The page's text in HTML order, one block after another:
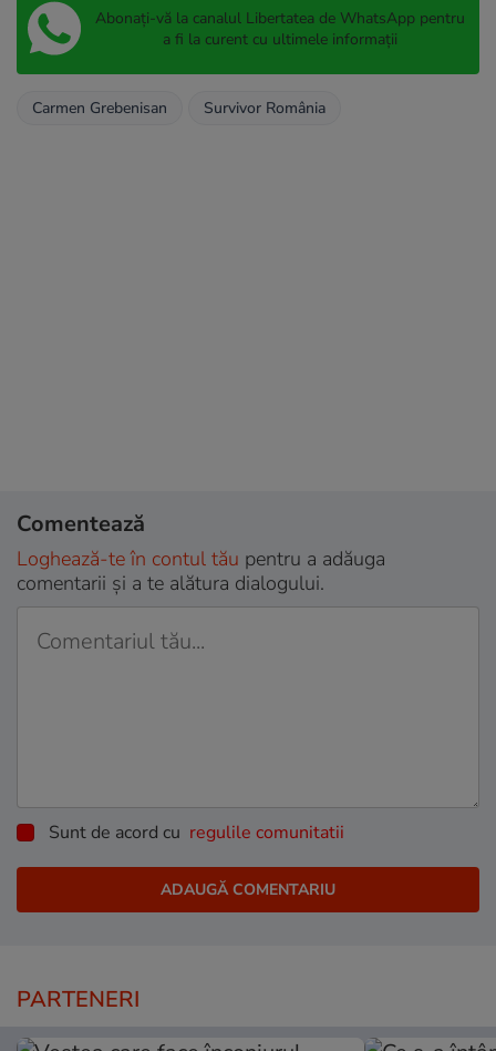
Abonați-vă la canalul Libertatea de WhatsApp pentru
a fi la curent cu ultimele informații
Carmen Grebenisan Survivor România
Comentează
Loghează-te în contul tău pentru a adăuga
comentarii și a te alătura dialogului.
Sunt de acord cu regulile comunitatii
PARTENERI